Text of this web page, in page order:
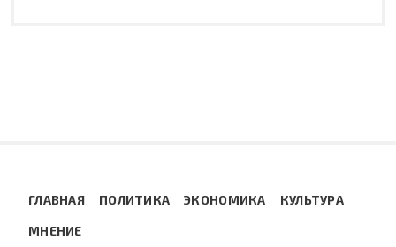
ГЛАВНАЯ ПОЛИТИКА ЭКОНОМИКА КУЛЬТУРА
МНЕНИЕ